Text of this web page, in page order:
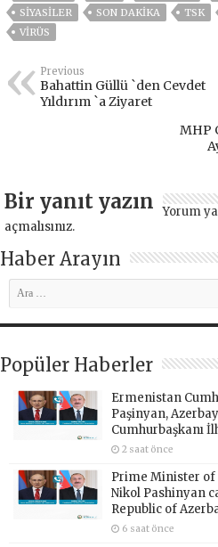
SİYASİLER
SON DAKIKA TSK
VIRÜS
Previous
Bahattin Güllü `den Cevdet
Yıldırım `a Ziyaret
MHP
Bir yanıt yazın Yorum
açmalısınız.
Haber Arayın
Popüler Haberler
Ermenistan
Paşinyan,
Cumhurbaşkanı
2 saat önce
Prime Minister of
Nikol Pashinyan
Republic of
6 saat önce